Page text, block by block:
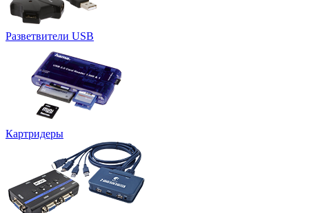
Разветвители USB
Картридеры